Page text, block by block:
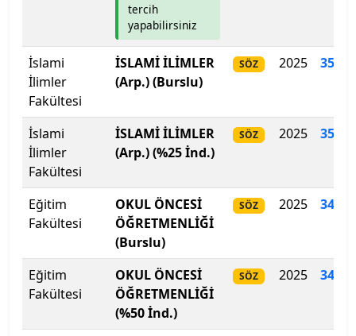
Kahramanmaraş Sütçü İmam Üniversitesi
Kahramanmaraş Sütçü İmam Üniversitesi
Kapadokya Üniversitesi
Kapadokya Üniversitesi
Karabük Üniversitesi
Karadeniz Teknik Üniversitesi
Karamanoğlu Mehmetbey Üniversitesi
Kastamonu Üniversitesi
tercih
yapabilirsiniz
İslami
İlimler
Fakültesi
İSLAMİ İLİMLER
(Arp.) (Burslu)
SÖZ 2025 354
İslami
İlimler
Fakültesi
İSLAMİ İLİMLER
(Arp.) (%25 İnd.)
SÖZ 2025 352
Eğitim
Fakültesi
OKUL ÖNCESİ
ÖĞRETMENLİĞİ
(Burslu)
SÖZ 2025
Eğitim
Fakültesi
OKUL ÖNCESİ
ÖĞRETMENLİĞİ
(%50 İnd.)
SÖZ 2025 340